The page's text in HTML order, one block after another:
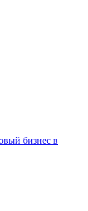
бизнес в